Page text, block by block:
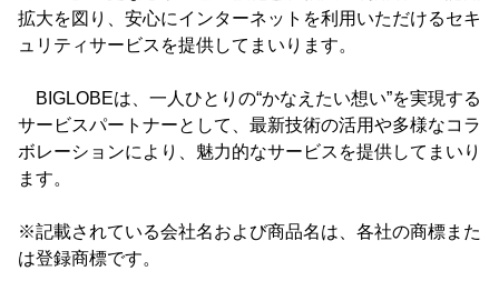
拡大を図り、安心にインターネットを利用いただけるセキ
ュリティサービスを提供してまいります。
BIGLOBEは、一人ひとりの“かなえたい想い”を実現する
サービスパートナーとして、最新技術の活用や多様なコラ
ボレーションにより、魅力的なサービスを提供してまいり
ます。
※記載されている会社名および商品名は、各社の商標また
は登録商標です。